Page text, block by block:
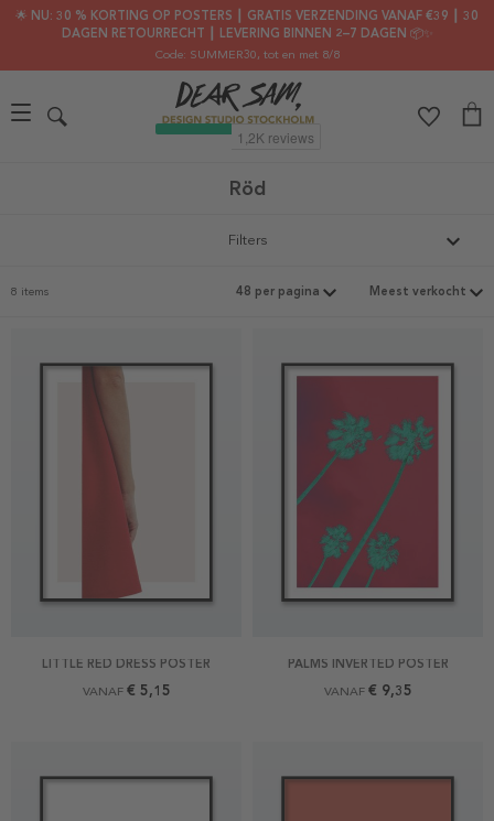
🌟 NU: 30 % KORTING OP POSTERS ┃ GRATIS VERZENDING VANAF €39 ┃ 30
DAGEN RETOURRECHT ┃ LEVERING BINNEN 2–7 DAGEN 📦✨
Code: SUMMER30, tot en met 8/8
Röd
Filters
8 items
LITTLE RED DRESS POSTER
VANAF € 5,15
PALMS INVERTED POSTER
VANAF € 9,35